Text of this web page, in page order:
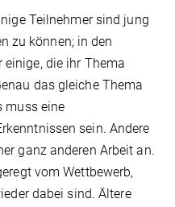
Teilnehmer sind jung
zu können; in den
die ihr Thema
das gleiche Thema
muss eine
sein. Andere
ganz anderen Arbeit an.
vom Wettbewerb,
dabei sind. Ältere